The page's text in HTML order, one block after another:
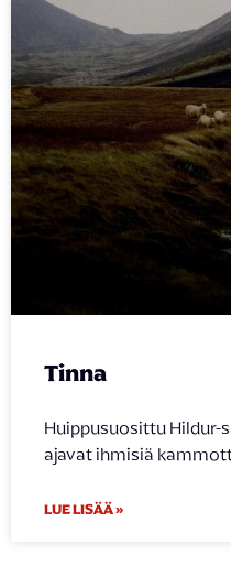
Tinna
Huippusuosittu Hildur-
ajavat ihmisiä
LUE LISÄÄ »